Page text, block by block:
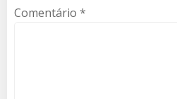
Comentário *